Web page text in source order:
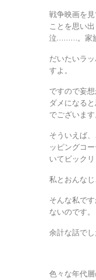
戦争映画を
ことを思い
泣………。家族
だいたいラ
すよ。
ですので妄
ダメになる
でございます
そういえば
ッピングコ
いてビックリ
私とおんな
そんな私で
ないのです。
余計な話でし
色々な年代